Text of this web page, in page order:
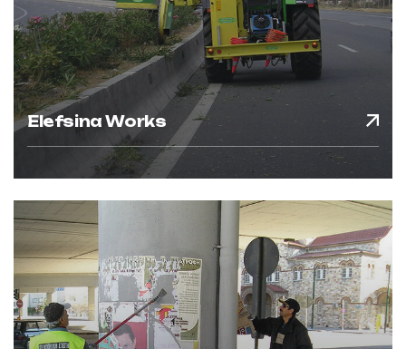
Elefsina Works